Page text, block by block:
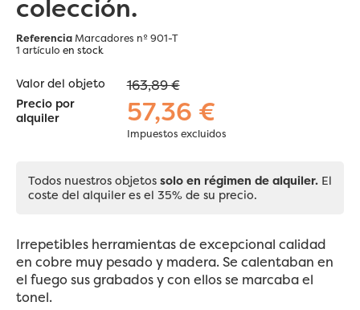
colección.
ReferenciaMarcadores nº 901-T
1 artículo en stock
Valor del objeto 163,89 €
Precio por
alquiler
57,36 €
Impuestos excluidos
Todos nuestros objetos solo en régimen de alquiler. El
coste del alquiler es el 35% de su precio.
Irrepetibles herramientas de excepcional calidad
en cobre muy pesado y madera. Se calentaban en
el fuego sus grabados y con ellos se marcaba el
tonel.